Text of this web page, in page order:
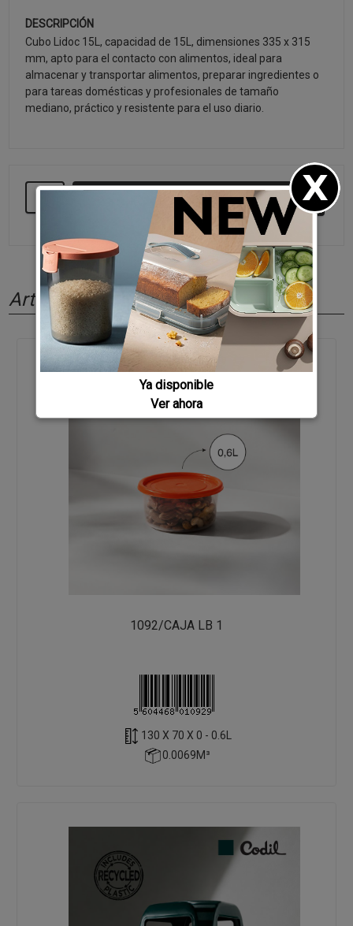
DESCRIPCIÓN
Cubo Lidoc 15L, capacidad de 15L, dimensiones 335 x 315
mm, apto para el contacto con alimentos, ideal para
almacenar y transportar alimentos, preparar ingredientes o
para tareas domésticas y profesionales de tamaño
mediano, práctico y resistente para el uso diario.
SEGUIR COMPRANDO
Artículos relacionados
1092/CAJA LB 1
130 X 70 X 0 - 0.6L
0.0069M³
Ya disponible
Ver ahora